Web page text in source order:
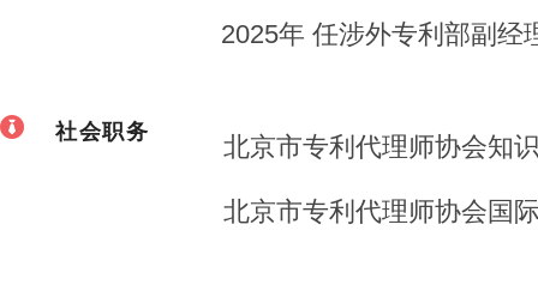
2025年 任涉外专利部副经
社会职务 北京市专利代理师协会知
北京市专利代理师协会国